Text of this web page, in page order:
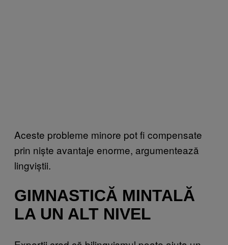
Aceste probleme minore pot fi compensate
prin niște avantaje enorme, argumentează
lingviștii.
GIMNASTICĂ MINTALĂ
LA UN ALT NIVEL